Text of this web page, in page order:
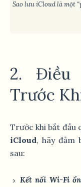
Sao lưu iCloud là một
2. Điều
Trước
Trước khi bắt đầu
iCloud, hãy đảm
sau:
Kết nối Wi-Fi